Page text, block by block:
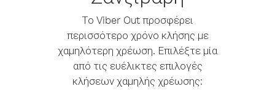
Το Viber Out προσφέρει
περισσότερο χρόνο κλήσης με
χαμηλότερη χρέωση. Επιλέξτε μία
από τις ευέλικτες επιλογές
κλήσεων χαμηλής χρέωσης: